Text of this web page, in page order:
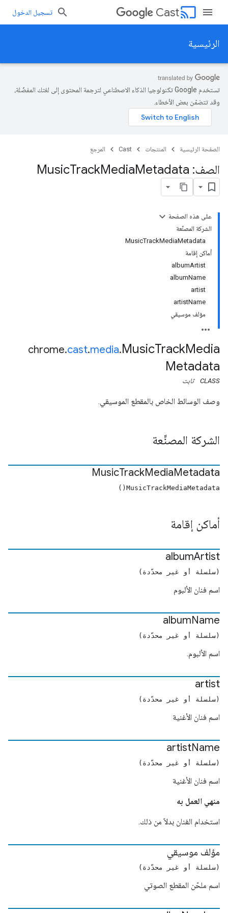
cast
Cast تسجيل الدخول
الرئيسية
تستخدم Google تكنولوجيا الذكاء الاصطناعي لترجمة المحتوى إلى لغتك المفضّلة،
وقد تتضمّن بعض الأخطاء.
الصفحة الرئيسية المنتجات Cast المرجع
الصف: Music TrackMediaMetadata
على هذه الصفحة
الشركة المصنِّعة
MusicTrackMediaMetadata
أماكن إقامة
albumArtist
albumName
artist
artistName
مؤلف موسيقي
chrome.cast.media.MusicTrackMedia
Metadata
CLASS ثابت
وصف الوسائط الخاص بالمقطع الموسيقي.
الشركة المصنِّعة
MusicTrackMediaMetadata
MusicTrackMediaMetadata()
أماكن إقامة
albumArtist
(سلسلة أو غير محدّدة)
اسم فنان الألبوم
albumName
(سلسلة أو غير محدّدة)
اسم الألبوم.
artist
(سلسلة أو غير محدّدة)
اسم فنان الأغنية
artistName
(سلسلة أو غير محدّدة)
اسم فنان الأغنية
منهي العمل به
استخدام الفنان بدلاً من ذلك.
مؤلف موسيقي
(سلسلة أو غير محدّدة)
اسم ملحّن المقطع الصوتي